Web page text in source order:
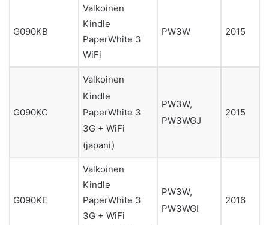
G090KB
Valkoinen
Kindle
PaperWhite 3
WiFi
PW3W 2015
G090KC
Valkoinen
Kindle
PaperWhite 3
3G + WiFi
(japani)
PW3W,
PW3WGJ
2015
G090KE
Valkoinen
Kindle
PaperWhite 3
3G + WiFi
PW3W,
PW3WGI
2016